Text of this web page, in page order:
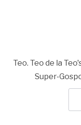
Teo. Teo de la
Super-